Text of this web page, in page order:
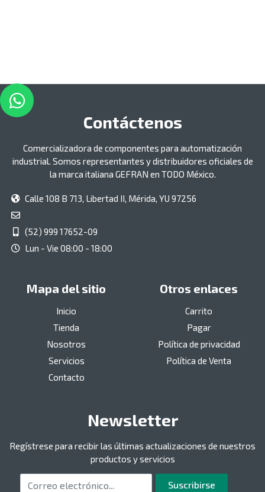
Contáctenos
Comercializadora de componentes para automatización
industrial. Somos representantes y distribuidores oficiales de
la marca italiana GEFRAN en TODO México.
Calle 108 B 713, Libertad II, Mérida, YU 97256
(52) 999 17652-09
Lun - Vie 08:00 - 18:00
Mapa del sitio
Inicio
Tienda
Nosotros
Servicios
Contacto
Otros enlaces
Carrito
Pagar
Política de privacidad
Política de Venta
Newsletter
Regístrese para recibir las últimas actualizaciones de nuestros
productos y servicios
Correo electrónico Suscribirse